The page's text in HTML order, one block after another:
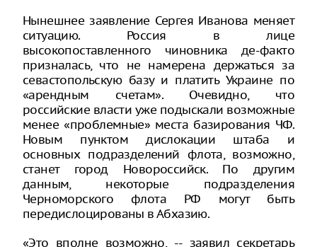
Нынешнее заявление Сергея Иванова меняет
ситуацию. Россия в лице
высокопоставленного чиновника де-факто
призналась, что не намерена держаться за
севастопольскую базу и платить Украине по
«арендным счетам». Очевидно, что
российские власти уже подыскали возможные
менее «проблемные» места базирования ЧФ.
Новым пунктом дислокации штаба и
основных подразделений флота, возможно,
станет город Новороссийск. По другим
данным, некоторые подразделения
Черноморского флота РФ могут быть
передислоцированы в Абхазию.
«Это вполне возможно, -- заявил секретарь